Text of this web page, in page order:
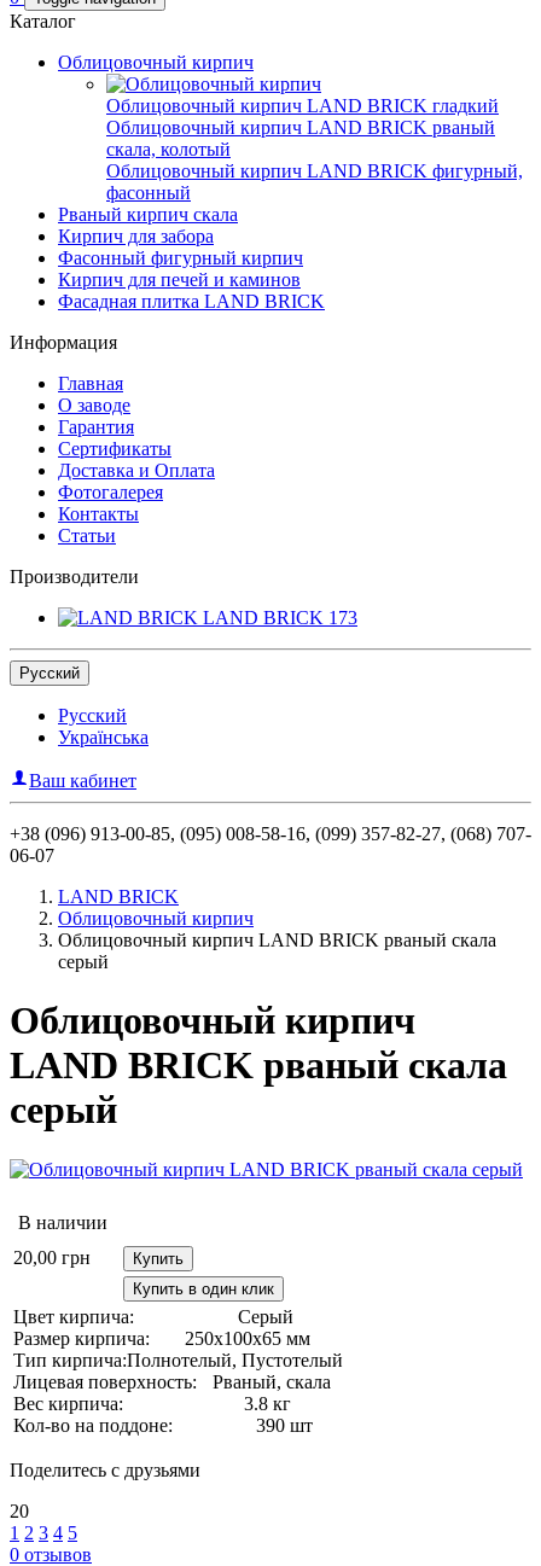
Каталог
Облицовочный кирпич
Облицовочный кирпич LAND BRICK гладкий
Облицовочный кирпич LAND BRICK рваный
скала, колотый
Облицовочный кирпич LAND BRICK фигурный,
фасонный
Рваный кирпич скала
Кирпич для забора
Фасонный фигурный кирпич
Кирпич для печей и каминов
Фасадная плитка LAND BRICK
Информация
Главная
О заводе
Гарантия
Сертификаты
Доставка и Оплата
Фотогалерея
Контакты
Статьи
Производители
LAND BRICK 173
Русский
Русский
Українська
Ваш кабинет
+38 (096) 913-00-85, (095) 008-58-16, (099) 357-82-27, (068) 707-
06-07
LAND BRICK
Облицовочный кирпич
Облицовочный кирпич LAND BRICK рваный скала
серый
Облицовочный кирпич
LAND BRICK рваный скала
серый
В наличии
20,00 грн
Купить
Купить в один клик
Цвет кирпича:
Серый
Размер кирпича:
250х100х65 мм
Тип кирпича:Полнотелый, Пустотелый
Лицевая поверхность:
Рваный, скала
Вес кирпича:
3.8 кг
Кол-во на поддоне:
390 шт
Поделитесь с друзьями
20
1 2 3 4 5
0 отзывов